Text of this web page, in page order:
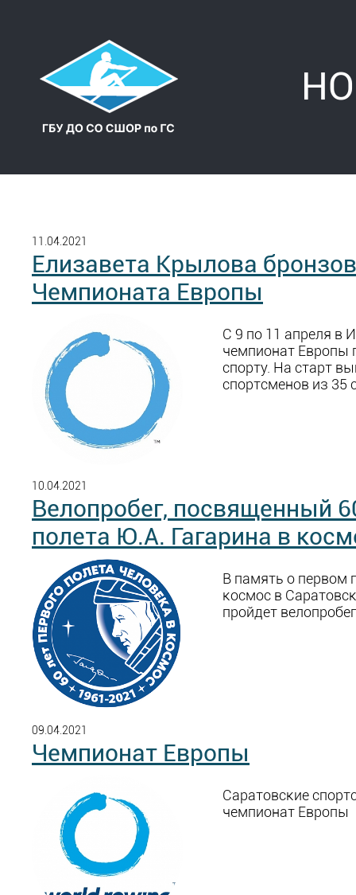
11.04.2021
Елизавета Крылова
Чемпионата Европы
С 9 по 11 апреля в
чемпионат Европы
спорту. На старт
спортсменов из 35
10.04.2021
Велопробег, посвященный
полета Ю.А. Гагарина в
В память о первом
космос в
пройдет
09.04.2021
Чемпионат Европы
Саратовские
чемпионат Европы